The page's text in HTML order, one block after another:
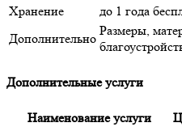
Хранение
до 1 года
Дополнительно
Размеры,
Дополнительные услуги
Наименование услуги